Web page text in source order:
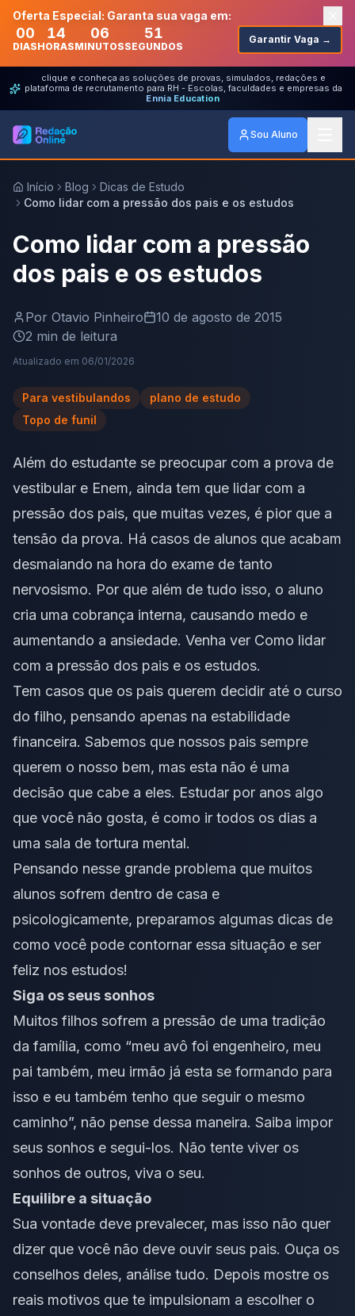
Oferta Especial: Garanta sua vaga em:
00
DIAS
14
HORAS
06
MINUTOS
51
SEGUNDOS
Garantir Vaga →
clique e conheça as soluções de provas, simulados, redações e
plataforma de recrutamento para RH - Escolas, faculdades e empresas da
Ennia Education
Sou Aluno
Início Blog
Dicas de Estudo
Como lidar com a pressão dos pais e os estudos
Como lidar com a pressão
dos pais e os estudos
Por Otavio Pinheiro
10 de agosto de 2015
2 min de leitura
Atualizado em 06/01/2026
Para vestibulandos
plano de estudo
Topo de funil
Além do estudante se preocupar com a prova de
vestibular e Enem, ainda tem que lidar com a
pressão dos pais, que muitas vezes, é pior que a
tensão da prova. Há casos de alunos que acabam
desmaiando na hora do exame de tanto
nervosismo. Por que além de tudo isso, o aluno
cria uma cobrança interna, causando medo e
aumentando a ansiedade. Venha ver Como lidar
com a pressão dos pais e os estudos.
Tem casos que os pais querem decidir até o curso
do filho, pensando apenas na estabilidade
financeira. Sabemos que nossos pais sempre
querem o nosso bem, mas esta não é uma
decisão que cabe a eles. Estudar por anos algo
que você não gosta, é como ir todos os dias a
uma sala de tortura mental.
Pensando nesse grande problema que muitos
alunos sofrem dentro de casa e
psicologicamente, preparamos algumas dicas de
como você pode contornar essa situação e ser
feliz nos estudos!
Siga os seus sonhos
Muitos filhos sofrem a pressão de uma tradição
da família, como “meu avô foi engenheiro, meu
pai também, meu irmão já esta se formando para
isso e eu também tenho que seguir o mesmo
caminho”, não pense dessa maneira. Saiba impor
seus sonhos e segui-los. Não tente viver os
sonhos de outros, viva o seu.
Equilibre a situação
Sua vontade deve prevalecer, mas isso não quer
dizer que você não deve ouvir seus pais. Ouça os
conselhos deles, análise tudo. Depois mostre os
reais motivos que te impulsionam a escolher o